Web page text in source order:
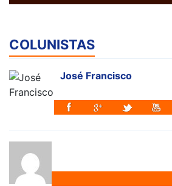
COLUNISTAS
José Francisco